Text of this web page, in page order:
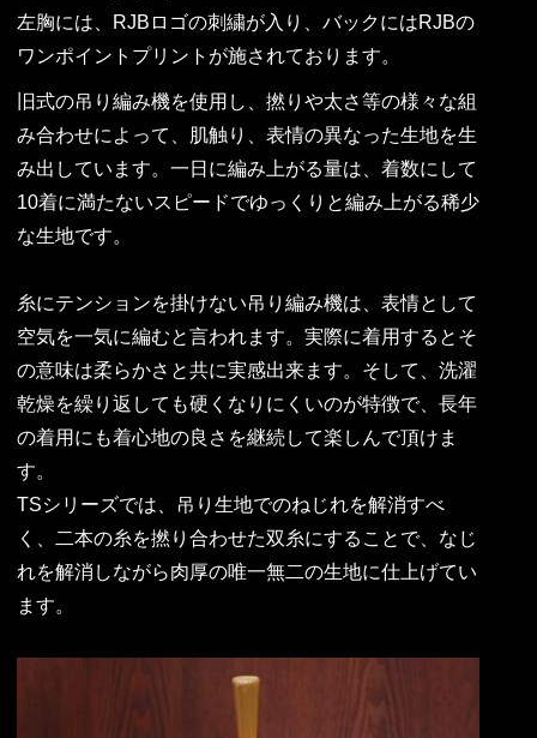
左胸には、RJBロゴの刺繍が入り、バックにはRJBの
ワンポイントプリントが施されております。
旧式の吊り編み機を使用し、撚りや太さ等の様々な組
み合わせによって、肌触り、表情の異なった生地を生
み出しています。一日に編み上がる量は、着数にして
10着に満たないスピードでゆっくりと編み上がる稀少
な生地です。
糸にテンションを掛けない吊り編み機は、表情として
空気を一気に編むと言われます。実際に着用するとそ
の意味は柔らかさと共に実感出来ます。そして、洗濯
乾燥を繰り返しても硬くなりにくいのが特徴で、長年
の着用にも着心地の良さを継続して楽しんで頂けま
す。
TSシリーズでは、吊り生地でのねじれを解消すべ
く、二本の糸を撚り合わせた双糸にすることで、なじ
れを解消しながら肉厚の唯一無二の生地に仕上げてい
ます。